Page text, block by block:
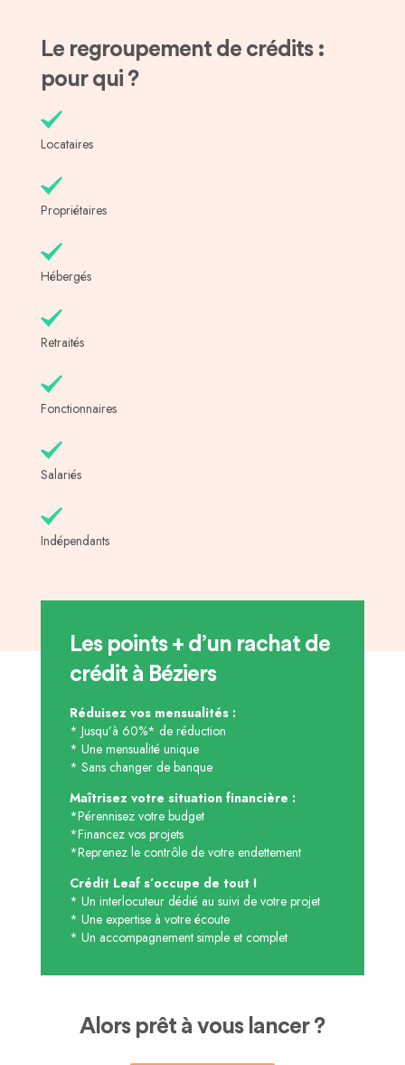
Le regroupement de crédits :
pour qui ?
Locataires
Propriétaires
Hébergés
Retraités
Fonctionnaires
Salariés
Indépendants
Les points + d’un rachat de
crédit à Béziers
Réduisez vos mensualités :
* Jusqu’à 60%* de réduction
* Une mensualité unique
* Sans changer de banque
Maîtrisez votre situation financière :
*Pérennisez votre budget
*Financez vos projets
*Reprenez le contrôle de votre endettement
Crédit Leaf s’occupe de tout !
* Un interlocuteur dédié au suivi de votre projet
* Une expertise à votre écoute
* Un accompagnement simple et complet
Alors prêt à vous lancer ?